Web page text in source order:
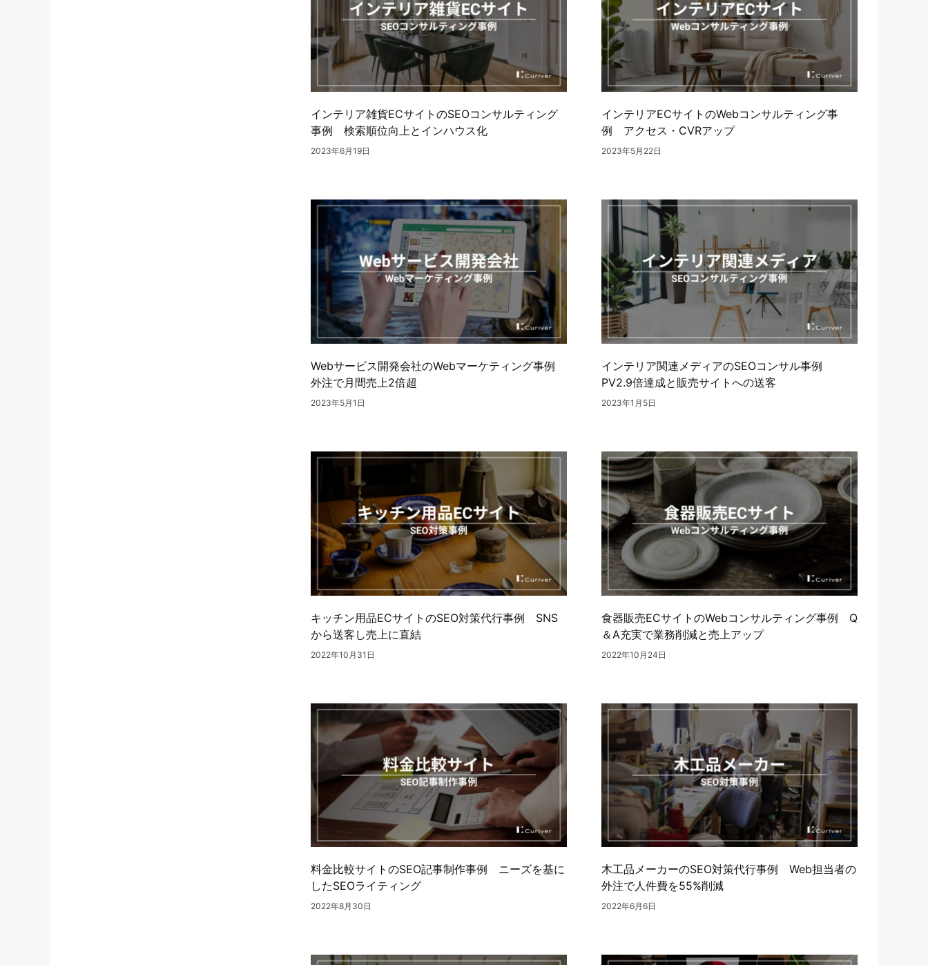
インテリア雑貨ECサイトのSEOコンサルティング
事例 検索順位向上とインハウス化
2023年6月19日
インテリアECサイトのWebコンサルティング事
例 アクセス・CVRアップ
2023年5月22日
Webサービス開発会社のWebマーケティング事例
外注で月間売上2倍超
2023年5月1日
インテリア関連メディアのSEOコンサル事例
PV2.9倍達成と販売サイトへの送客
2023年1月5日
キッチン用品ECサイトのSEO対策代行事例 SNS
から送客し売上に直結
2022年10月31日
食器販売ECサイトのWebコンサルティング事例 Q
＆A充実で業務削減と売上アップ
2022年10月24日
料金比較サイトのSEO記事制作事例 ニーズを基に
したSEOライティング
2022年8月30日
木工品メーカーのSEO対策代行事例 Web担当者の
外注で人件費を55%削減
2022年6月6日